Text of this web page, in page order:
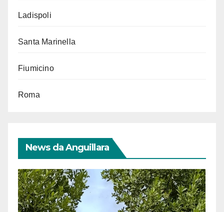
Ladispoli
Santa Marinella
Fiumicino
Roma
News da Anguillara